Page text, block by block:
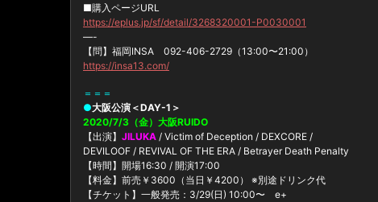
■購入ページURL
https://eplus.jp/sf/detail/3268320001-P0030001
—-
【問】福岡INSA 092-406-2729（13:00〜21:00）
https://insa13.com/
＝＝＝
●大阪公演＜DAY-1＞
2020/7/3（金）大阪RUIDO
【出演】 JILUKA / Victim of Deception / DEXCORE /
DEVILOOF / REVIVAL OF THE ERA / Betrayer Death Penalty
【時間】開場16:30 / 開演17:00
【料金】前売￥3600（当日￥4200） ※別途ドリンク代
【チケット】一般発売：3/29(日) 10:00〜 e+